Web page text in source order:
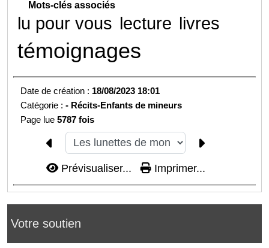
Votre soutien
Mots-clés associés
lu pour vous lecture livres
témoignages
Date de création : 18/08/2023 18:01
Catégorie :- Récits-Enfants de mineurs
Page lue5787 fois
Prévisualiser... Imprimer...